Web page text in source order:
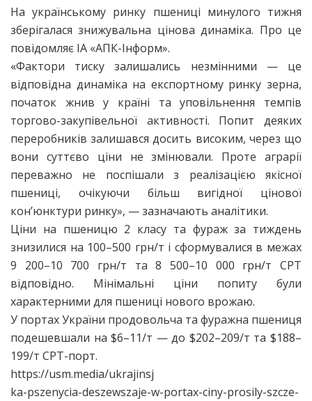
На українському ринку пшениці минулого тижня
зберігалася знижувальна цінова динаміка. Про це
повідомляє ІА «АПК-Інформ».
«Фактори тиску залишались незмінними — це
відповідна динаміка на експортному ринку зерна,
початок жнив у країні та уповільнення темпів
торгово-закупівельної активності. Попит деяких
переробників залишався досить високим, через що
вони суттєво ціни не змінювали. Проте аграрії
переважно не поспішали з реалізацією якісної
пшениці, очікуючи більш вигідної цінової
кон’юнктури ринку», — зазначають аналітики.
Ціни на пшеницю 2 класу та фураж за тиждень
знизилися на 100–500 грн/т і сформувалися в межах
9 200–10 700 грн/т та 8 500–10 000 грн/т CPT
відповідно. Мінімальні ціни попиту були
характерними для пшениці нового врожаю.
У портах України продовольча та фуражна пшениця
подешевшали на $6–11/т — до $202–209/т та $188–
199/т CPT-порт.
https://usm.media/ukrajinsj
ka-pszenycia-deszewszaje-w-portax-ciny-prosily-szcze-